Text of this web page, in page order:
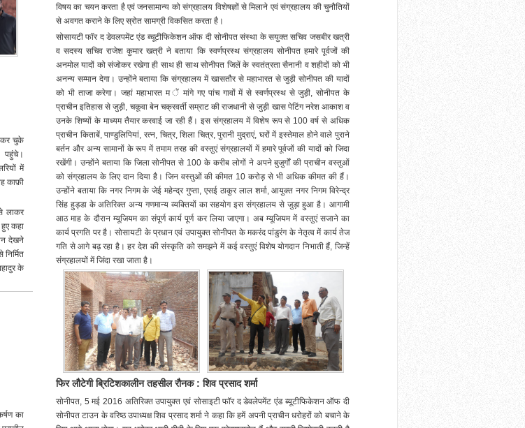
कर चुके
पहुंचे।
में
काफ़ी
लाकर
कहा
देखने
के
का
विषय का चयन करता है एवं जनसामान्य को संग्रहालय विशेषज्ञों से मिलाने एवं संग्रहालय की चुनौतियों
से अवगत कराने के लिए स्रोत सामग्री विकसित करता है।
सोसायटी फॉर द डेवलपमेंट एंड ब्चूटीफिकेशन ऑफ दी सोनीपत संस्था के सयुक्त सचिव जसबीर खत्री
व सदस्य सचिव राजेश कुमार खत्री ने बताया कि स्वर्णप्रस्थ संग्रहालय सोनीपत हमारे पूर्वजों की
अनमोल यादों को संजोकर रखेगा ही साथ ही साथ सोनीपत जिलें के स्वतंत्रता सैनानी व शहीदों को भी
अनन्य सम्मान देगा। उन्होंने बताया कि संग्रहालय में खासतौर से महाभारत से जुड़ी सोनीपत की यादों
को भी ताजा करेगा। जहां महाभारत म ें मांगे गए पांच गावों में से स्वर्णप्रस्थ से जुड़ी, सोनीपत के
प्राचीन इतिहास से जुड़ी, चकूवा बेन चक्रवर्ती सम्राट की राजधानी से जुड़ी खास पेटिंग नरेश आकाश व
उनके शिष्यों के माध्यम तैयार करवाई जा रही हैं। इस संग्रहालय में विशेष रूप से 100 वर्ष से अधिक
प्राचीन किताबें, पाण्डुलिपियां, रत्न, चित्र, शिला चित्र, पुरानी मुद्राएं, घरों में इस्तेमाल होने वाले पुराने
बर्तन और अन्य सामानों के रूप में तमाम तरह की वस्तुएं संग्रहालयों में हमारे पूर्वजों की यादों को जिदा
रखेंगी। उन्होंने बताया कि जिला सोनीपत से 100 के करीब लोगों ने अपने बुजुर्गों की प्राचीन वस्तुओं
को संग्रहालय के लिए दान दिया है। जिन वस्तुओं की कीमत 10 करोड़ से भी अधिक कीमत की हैं।
उन्होंने बताया कि नगर निगम के जेई महेन्द्र गुप्ता, एसई ठाकुर लाल शर्मा, आयुक्त नगर निगम विरेन्द्र
सिंह हुड्डा के अतिरिक्त अन्य गणमान्य व्यक्तियों का सहयोग इस संग्रहालय से जुड़ा हुआ है। आगामी
आठ माह के दौरान म्यूजियम का संपूर्ण कार्य पूर्ण कर लिया जाएगा। अब म्यूजियम में वस्तुएं सजाने का
कार्य प्रगति पर है। सोसायटी के प्रधान एवं उपायुक्त सोनीपत के मकरंद पांडुरंग के नेतृत्व में कार्य तेज
गति से आगे बढ़ रहा है। हर देश की संस्कृति को समझने में कई वस्तुएं विशेष योगदान निभाती हैं, जिन्हें
संग्रहालयों में जिंदा रखा जाता है।
फिर लौटेगी ब्रिटिशकालीन तहसील रौनक : शिव प्रसाद शर्मा
सोनीपत, 5 मई 2016 अतिरिक्त उपायुक्त एवं सोसाइटी फॉर द डेवलेपमेंट एंड ब्यूटीफिकेशन ऑफ दी
सोनीपत टाउन के वरिष्ठ उपाध्यक्ष शिव प्रसाद शर्मा ने कहा कि हमें अपनी प्राचीन धरोहरों को बचाने के